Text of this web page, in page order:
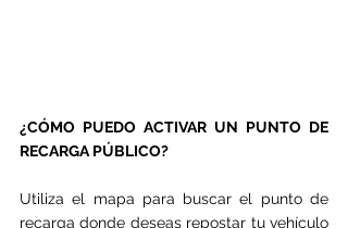
¿CÓMO PUEDO ACTIVAR UN PUNTO DE
RECARGA PÚBLICO?
Utiliza el mapa para buscar el punto de
recarga donde deseas repostar tu vehículo